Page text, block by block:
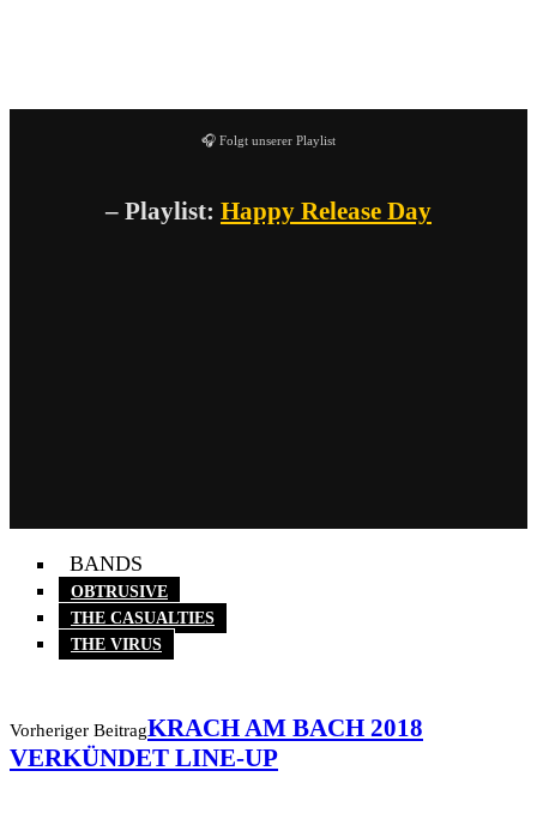
🎧 Folgt unserer Playlist
– Playlist: Happy Release Day
BANDS
OBTRUSIVE
THE CASUALTIES
THE VIRUS
Vorheriger BeitragKRACH AM BACH 2018
VERKÜNDET LINE-UP